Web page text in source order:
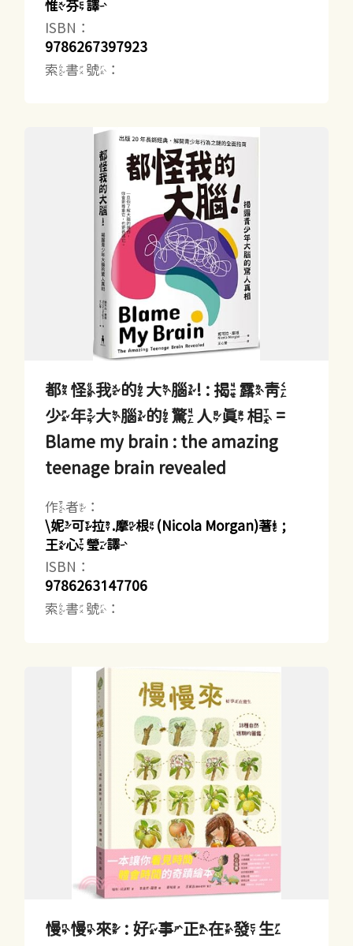
惟芬譯
ISBN：
9786267397923
索書號：
都怪我的大腦! : 揭露青
少年大腦的驚人真相 =
Blame my brain : the amazing
teenage brain revealed
作者：
\妮可拉.摩根(Nicola Morgan)著 ;
王心瑩譯
ISBN：
9786263147706
索書號：
慢慢來 : 好事正在發生